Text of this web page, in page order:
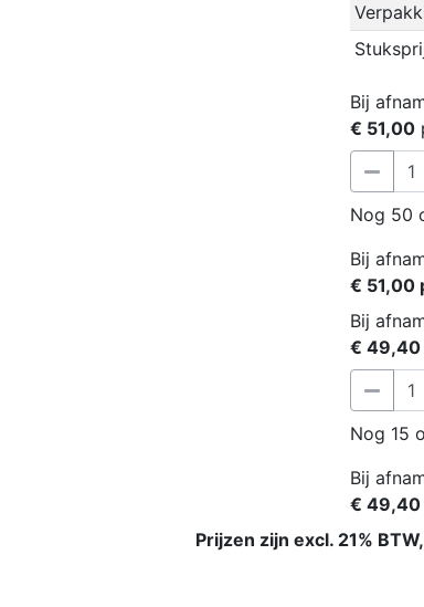
Bij
€ 51,00
Nog 50
Bij
€ 51,00
Bij
€ 49,40
Nog 15
Bij
€ 49,40
Prijzen zijn excl. 21%